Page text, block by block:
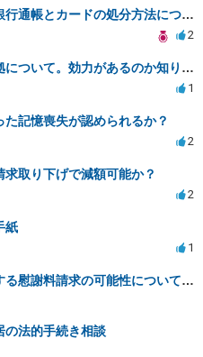
離婚後の元配偶者名義の銀行通帳とカードの処分方法について
2
慰謝料請求時の不定の証拠について。効力があるのか知りたい。
1
記憶喪失が認められるか？
2
取り下げで減額可能か？
2
紙
1
夫の不貞と同居女性に対する慰謝料請求の可能性について相談
の法的手続き相談